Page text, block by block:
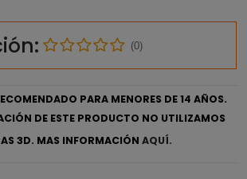
(0)
PARA MENORES DE 14 AÑOS.
DE ESTE PRODUCTO NO UTILIZAMOS
3D. MAS INFORMACIÓN AQUÍ.